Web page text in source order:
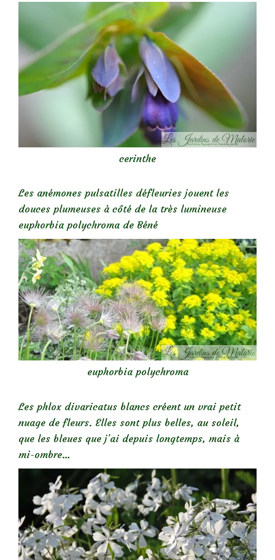
cerinthe
Les anémones pulsatilles défleuries jouent les
douces plumeuses à côté de la très lumineuse
euphorbia polychroma de Béné
euphorbia polychroma
Les phlox divaricatus blancs créent un vrai petit
nuage de fleurs. Elles sont plus belles, au soleil,
que les bleues que j’ai depuis longtemps, mais à
mi-ombre…